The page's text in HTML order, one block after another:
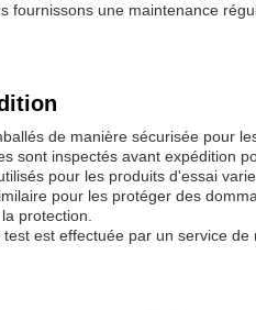
fournissons une maintenance
de manière sécurisée pour
sont inspectés avant expédition
pour les produits d'essai
pour les protéger des
protection.
est effectuée par un service